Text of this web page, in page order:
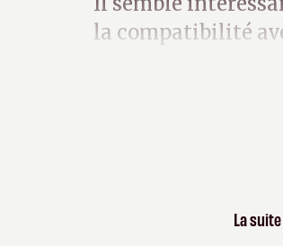
la compatibilité
La